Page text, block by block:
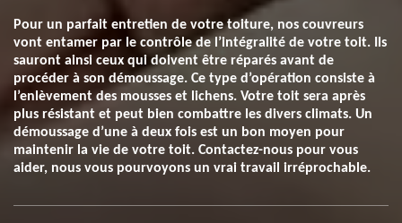
Pour un parfait entretien de votre toiture, nos couvreurs
vont entamer par le contrôle de l’intégralité de votre toit. Ils
sauront ainsi ceux qui doivent être réparés avant de
procéder à son démoussage. Ce type d’opération consiste à
l’enlèvement des mousses et lichens. Votre toit sera après
plus résistant et peut bien combattre les divers climats. Un
démoussage d’une à deux fois est un bon moyen pour
maintenir la vie de votre toit. Contactez-nous pour vous
aider, nous vous pourvoyons un vrai travail irréprochable.